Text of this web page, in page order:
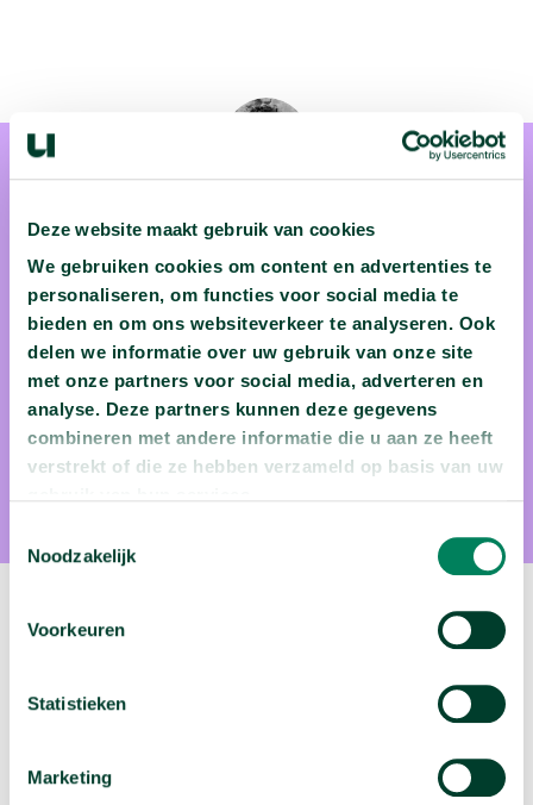
Deze website maakt gebruik van cookies
We gebruiken cookies om content en advertenties te
personaliseren, om functies voor social media te
bieden en om ons websiteverkeer te analyseren. Ook
delen we informatie over uw gebruik van onze site
met onze partners voor social media, adverteren en
analyse. Deze partners kunnen deze gegevens
combineren met andere informatie die u aan ze heeft
verstrekt of die ze hebben verzameld op basis van uw
Noodzakelijk
Voorkeuren
Statistieken
Marketing
dr. Joep Storms
Joep Storms (TU Delft) staat het liefst met zijn poten in de
modder. Van de fjorden in Groenland en de deltawerken van
de Mississippi en tot aan club AIR in Amsterdam: zonder
data geen onderzoek en zonder onderzoek geen college bij de
Universiteit van Nederland. Zo simpel kan 't zijn!
Volgende video:
Bekijk deze video arrow_forward